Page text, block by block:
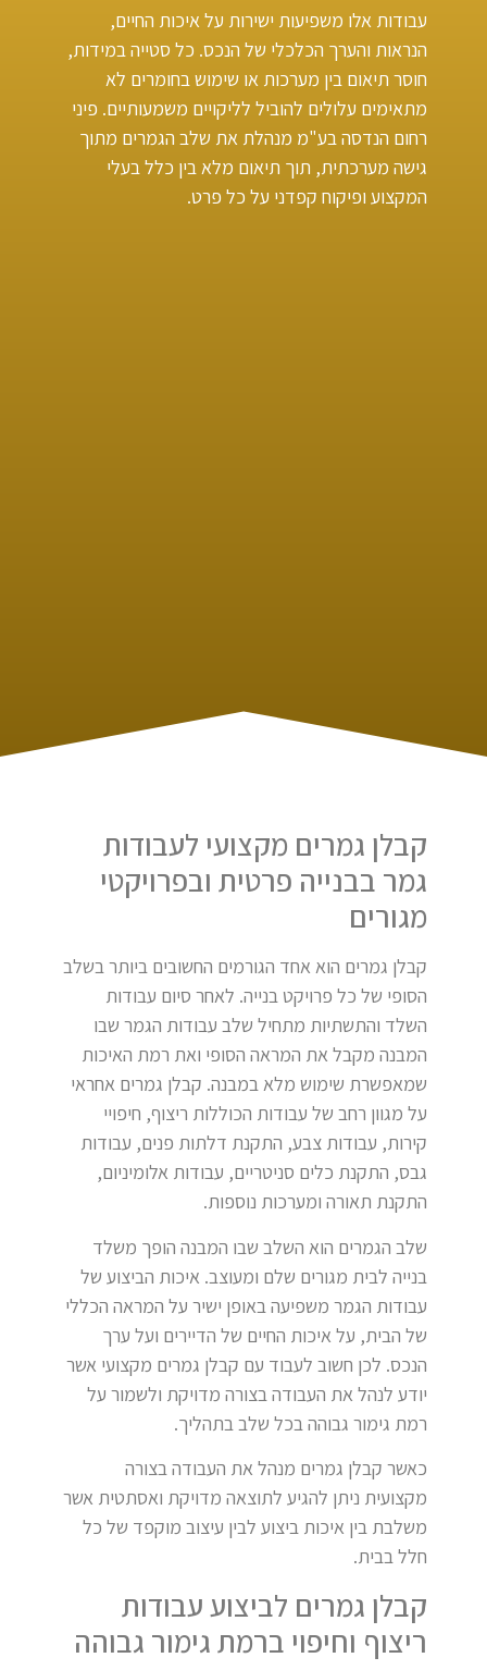
עבודות אלו משפיעות ישירות על איכות החיים,
הנראות והערך הכלכלי של הנכס. כל סטייה במידות,
חוסר תיאום בין מערכות או שימוש בחומרים לא
מתאימים עלולים להוביל לליקויים משמעותיים. פיני
רחום הנדסה בע"מ מנהלת את שלב הגמרים מתוך
גישה מערכתית, תוך תיאום מלא בין כלל בעלי
המקצוע ופיקוח קפדני על כל פרט.
קבלן גמרים מקצועי לעבודות
גמר בבנייה פרטית ובפרויקטי
מגורים
קבלן גמרים הוא אחד הגורמים החשובים ביותר בשלב
הסופי של כל פרויקט בנייה. לאחר סיום עבודות
השלד והתשתיות מתחיל שלב עבודות הגמר שבו
המבנה מקבל את המראה הסופי ואת רמת האיכות
שמאפשרת שימוש מלא במבנה. קבלן גמרים אחראי
על מגוון רחב של עבודות הכוללות ריצוף, חיפויי
קירות, עבודות צבע, התקנת דלתות פנים, עבודות
גבס, התקנת כלים סניטריים, עבודות אלומיניום,
התקנת תאורה ומערכות נוספות.
שלב הגמרים הוא השלב שבו המבנה הופך משלד
בנייה לבית מגורים שלם ומעוצב. איכות הביצוע של
עבודות הגמר משפיעה באופן ישיר על המראה הכללי
של הבית, על איכות החיים של הדיירים ועל ערך
הנכס. לכן חשוב לעבוד עם קבלן גמרים מקצועי אשר
יודע לנהל את העבודה בצורה מדויקת ולשמור על
רמת גימור גבוהה בכל שלב בתהליך.
כאשר קבלן גמרים מנהל את העבודה בצורה
מקצועית ניתן להגיע לתוצאה מדויקת ואסתטית אשר
משלבת בין איכות ביצוע לבין עיצוב מוקפד של כל
חלל בבית.
קבלן גמרים לביצוע עבודות
ריצוף וחיפוי ברמת גימור גבוהה